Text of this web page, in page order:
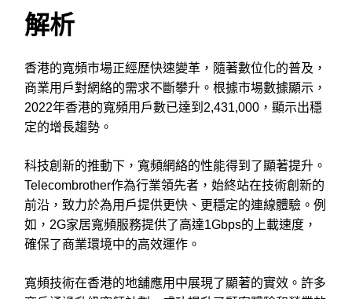
解析
香港的寬頻市場正經歷快速變革，隨著數位化的普及，
商業用戶對網絡的需求不斷攀升。根據市場數據顯示，
2022年香港的寬頻用戶數已達到2,431,000，顯示出穩
定的增長趨勢。
科技創新的推動下，寬頻網絡的性能得到了顯著提升。
Telecombrother作為行業領先者，始終站在技術創新的
前沿，致力於為用戶提供更快、更穩定的連線體驗。例
如，2G家居寬頻服務提供了高達1Gbps的上載速度，
確保了商業環境中的高效運作。
寬頻技術在香港的地舖應用中展現了顯著的實效。許多